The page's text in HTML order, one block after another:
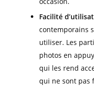
Facilité
contemporains
utiliser. Les
photos en
qui les rend
qui ne sont pas